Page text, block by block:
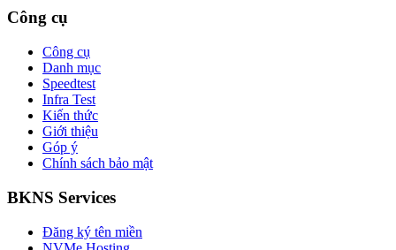
Công cụ
Công cụ
Danh mục
Speedtest
Infra Test
Kiến thức
Giới thiệu
Góp ý
Chính sách bảo mật
BKNS Services
Đăng ký tên miền